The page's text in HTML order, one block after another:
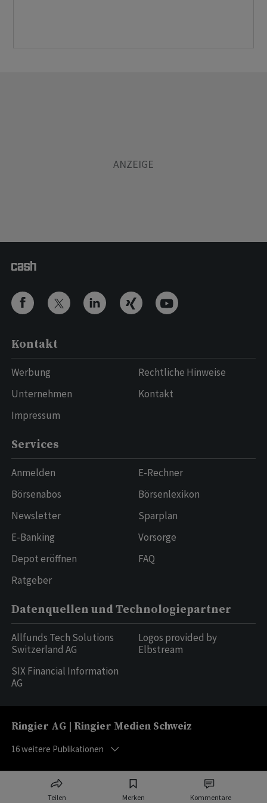
Teilen Merken Kommentare
Kontakt
Werbung
Unternehmen
Impressum
Rechtliche Hinweise
Kontakt
Services
Anmelden
Börsenabos
Newsletter
E-Banking
Depot eröffnen
Ratgeber
E-Rechner
Börsenlexikon
Sparplan
Vorsorge
FAQ
Datenquellen und Technologiepartner
Allfunds Tech Solutions
Switzerland AG
SIX Financial Information
AG
Logos provided by
Elbstream
Ringier AG | Ringier Medien Schweiz
16weitere Publikationen